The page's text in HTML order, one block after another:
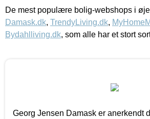
De mest populære bolig-webshops i
Damask.dk, TrendyLiving.dk,
Bydahlliving.dk, som alle har et stort
Georg Jensen Damask er anerkendt